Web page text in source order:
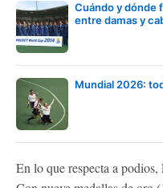
Cuándo y dónde
entre damas y
Mundial 2026:
En lo que respecta a podios,